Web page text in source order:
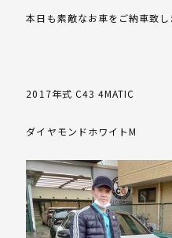
本日も素敵なお車をご納車致し
2017年式 C43 4MATIC
ダイヤモンドホワイトM